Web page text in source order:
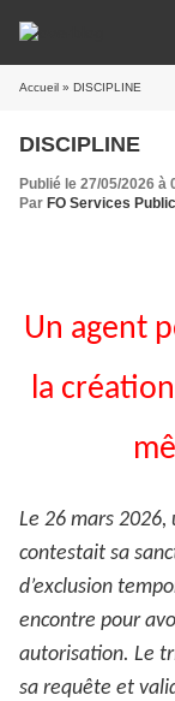
Accueil » DISCIPLINE
DISCIPLINE
Publié le 27/05/2026 à
Par FO Services
Un agent
la
Le 26 mars
contestait sa
d’exclusion
encontre pour
autorisation. Le
sa requête et